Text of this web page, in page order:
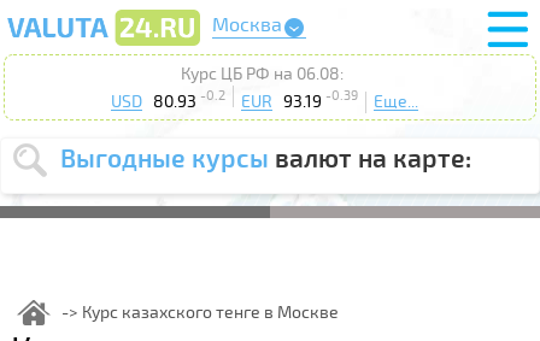
Москва
Курс ЦБ РФ на 06.08:
USD 80.93 -0.2 EUR 93.19 -0.39 Еще...
Выгодные курсы валют на карте:
Выберите
USD EUR
курс отКурс казахского тенге в Москве